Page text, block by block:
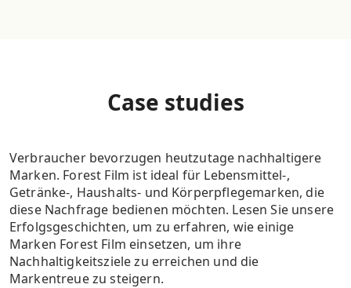
Case studies
Verbraucher bevorzugen heutzutage nachhaltigere
Marken. Forest Film ist ideal für Lebensmittel-,
Getränke-, Haushalts- und Körperpflegemarken, die
diese Nachfrage bedienen möchten. Lesen Sie unsere
Erfolgsgeschichten, um zu erfahren, wie einige
Marken Forest Film einsetzen, um ihre
Nachhaltigkeitsziele zu erreichen und die
Markentreue zu steigern.